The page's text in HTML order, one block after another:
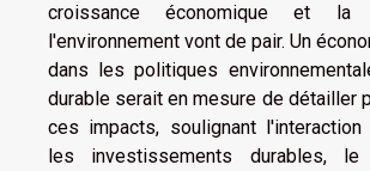
croissance économique et la
l'environnement vont de pair. Un
dans les politiques
durable serait en mesure de détailler
ces impacts, soulignant
les investissements durables, le